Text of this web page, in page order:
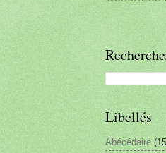
Libellés
Abécédaire